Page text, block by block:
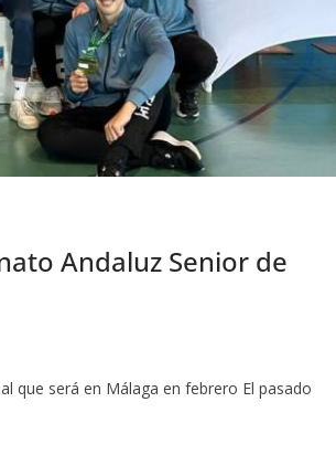
Andaluz Senior de
que será en Málaga en febrero El pasado